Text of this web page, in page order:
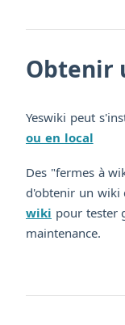
Obtenir
Yeswiki peut
ou en local
Des "fermes à
d'obtenir un wiki
wiki pour tester
maintenance.